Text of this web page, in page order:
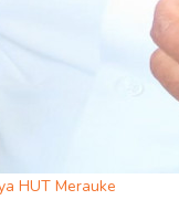
HUT Merauke